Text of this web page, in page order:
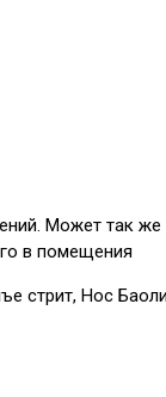
Может так
в помещения
стрит, Нос